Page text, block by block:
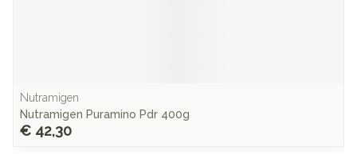
Nutramigen
Nutramigen Puramino Pdr 400g
€ 42,30